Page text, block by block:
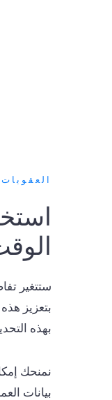
ستتغير
بتعزيز
بهذه
نمنحك
بيانات